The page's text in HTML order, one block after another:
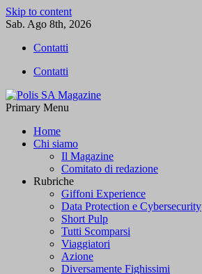
Skip to content
Sab. Ago 8th, 2026
Contatti
Contatti
Primary Menu
Home
Chi siamo
Il Magazine
Comitato di redazione
Rubriche
Giffoni Experience
Data Protection e Cybersecurity
Short Pulp
Tutti Scomparsi
Viaggiatori
Azione
Diversamente Fighissimi